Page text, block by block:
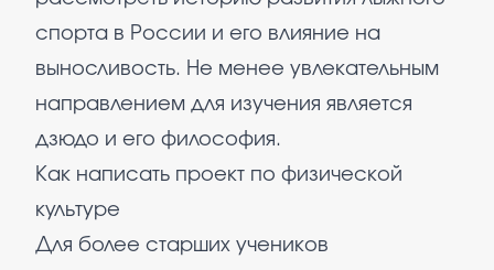
спорта в России и его влияние на
выносливость. Не менее увлекательным
направлением для изучения является
дзюдо и его философия.
Как написать проект по физической
культуре
Для более старших учеников